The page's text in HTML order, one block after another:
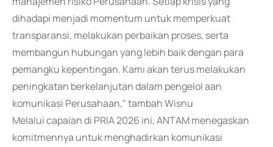
dihadapi menjadi momentum untuk memperkuat
transparansi, melakukan perbaikan proses, serta
membangun hubungan yang lebih baik dengan para
pemangku kepentingan. Kami akan terus melakukan
peningkatan berkelanjutan dalam pengelol aan
komunikasi Perusahaan," tambah Wisnu
Melalui capaian di PRIA 2026 ini, ANTAM menegaskan
komitmennya untuk menghadirkan komunikasi